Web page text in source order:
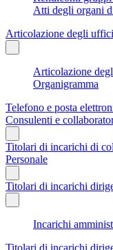
Atti degli organi
Articolazione degli uffici
Articolazione
Organigramma
Telefono e posta
Consulenti e
Titolari di incarichi di
Personale
Titolari di incarichi
Incarichi
Titolari di incarichi